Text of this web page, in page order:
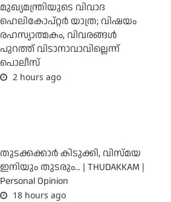
മുഖ്യമന്ത്രിയുടെ വിവാദ
ഹെലികോപ്റ്റര്‍ യാത്ര; വിഷയം
രഹസ്യാത്മകം, വിവരങ്ങള്‍
പുറത്ത് വിടാനാവാവില്ലെന്ന്
പൊലീസ്
2 hours ago
തുടക്കക്കാര്‍ കിടുക്കി, വിസ്മയ
ഇനിയും തുടരും... | THUDAKKAM |
Personal Opinion
18 hours ago